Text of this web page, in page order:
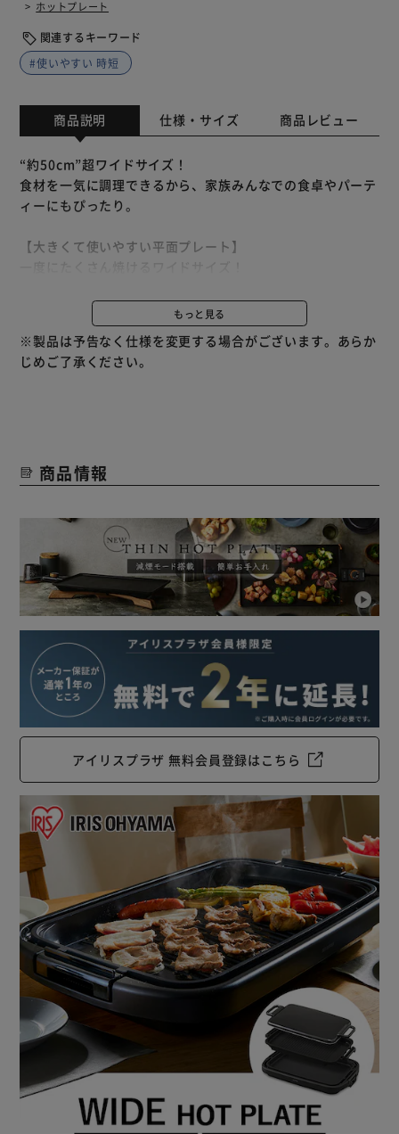
ホットプレート
関連するキーワード
#使いやすい 時短
商品説明 仕様・サイズ 商品レビュー
“約50cm”超ワイドサイズ！
食材を一気に調理できるから、家族みんなでの食卓やパーテ
ィーにもぴったり。
【大きくて使いやすい平面プレート】
一気に焼けてラクラク時短調理。
お好み焼きなら約3枚、餃子なら約70個、ホットケーキは同
時に約6枚。
憧れの6段のホットケーキも1回で完成！
で、溝が余分な脂を落とし、旨味を残してヘルシーに焼き上
焼き上げ、本来の旨味を引き出します。
【保温（約80℃）～約250℃で温度調節が可能】
・保温（約80℃）：焦げが付かずあたたかな料理が食べら
れます。
・約140～170℃：クレープ、パンケーキなどお菓子作り
に。
・約200℃：焼きそば、お好み焼きなどに。
・約250℃：焼肉、ステーキなどの肉料理。
（※温度目盛りは、ふたをしていないときのプレート表面温
度（℃）の目安です。）
またダイヤル式なので、操作がわかりやすく調理がしやす
い。
家族や友人と一緒に、バラエティーに富んだメニューを楽し
もう。
【お手入れ簡単】
ヒーター、遮熱板、本体ガードを取り外して丸洗いできるの
で、汚れがついてもすぐにお掃除ができます。
さらにフッ素加工だから焦げ付きにくく、油汚れもスルッと
落とします。
【すっきり収納】
全てのプレートをスタッキングできて、かさばらず、すっき
りと収納できます。
もっと見る
※製品は予告なく仕様を変更する場合がございます。あらか
じめご了承ください。
商品情報
アイリスプラザ 無料会員登録はこちら